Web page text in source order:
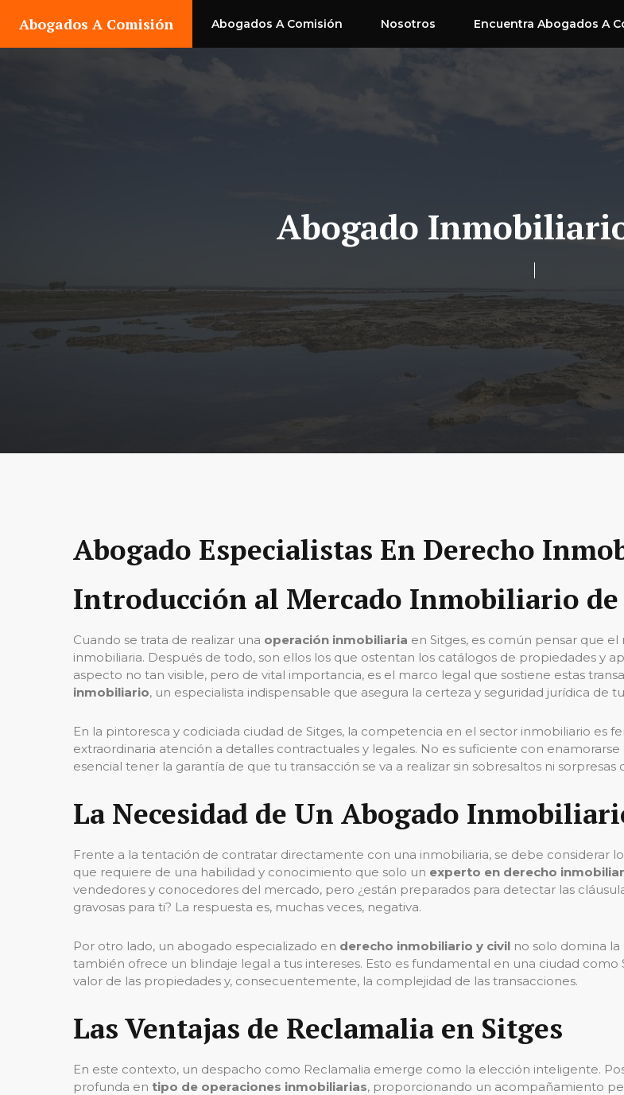
Abogados A Comisión Abogados A Comisión Nosotros Encuentra Abogados A
Abogado
Abogado Especialistas En Derecho
Introducción al Mercado Inmobiliario de
Cuando se trata de realizar una operación inmobiliaria en Sitges, es común pensar que
inmobiliaria. Después de todo, son ellos los que ostentan los catálogos de propiedades y
aspecto no tan visible, pero de vital importancia, es el marco legal que sostiene estas
inmobiliario, un especialista indispensable que asegura la certeza y seguridad jurídica de
En la pintoresca y codiciada ciudad de Sitges, la competencia en el sector inmobiliario es
extraordinaria atención a detalles contractuales y legales. No es suficiente con
esencial tener la garantía de que tu transacción se va a realizar sin sobresaltos ni sorpresas
La Necesidad de Un Abogado
Frente a la tentación de contratar directamente con una inmobiliaria, se debe considerar
que requiere de una habilidad y conocimiento que solo un experto en derecho
vendedores y conocedores del mercado, pero ¿están preparados para detectar las
gravosas para ti? La respuesta es, muchas veces, negativa.
Por otro lado, un abogado especializado en derecho inmobiliario y civil no solo domina la
también ofrece un blindaje legal a tus intereses. Esto es fundamental en una ciudad
valor de las propiedades y, consecuentemente, la complejidad de las transacciones.
Las Ventajas de Reclamalia en Sitges
En este contexto, un despacho como Reclamalia emerge como la elección inteligente.
profunda en tipo de operaciones inmobiliarias, proporcionando un acompañamiento